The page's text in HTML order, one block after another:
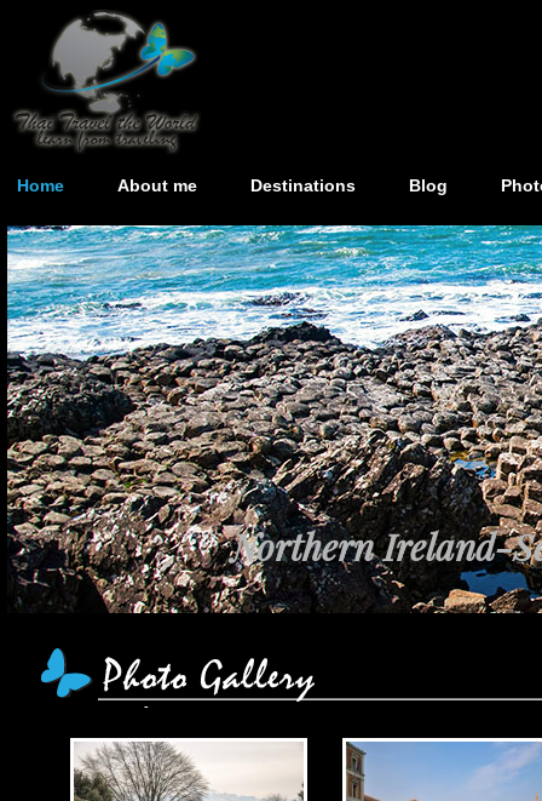
Home About me Destinations Blog
Northern Ireland-